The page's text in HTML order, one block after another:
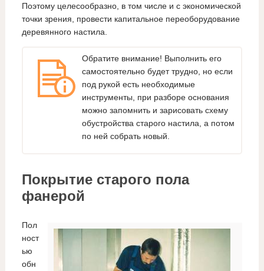
Поэтому целесообразно, в том числе и с экономической
точки зрения, провести капитальное переоборудование
деревянного настила.
Обратите внимание! Выполнить его
самостоятельно будет трудно, но если
под рукой есть необходимые
инструменты, при разборе основания
можно запомнить и зарисовать схему
обустройства старого настила, а потом
по ней собрать новый.
Покрытие старого пола
фанерой
Пол
ност
ью
обн